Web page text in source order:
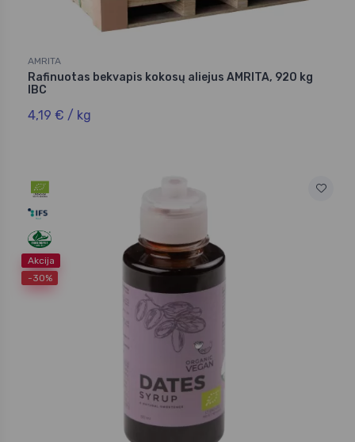
AMRITA
Rafinuotas bekvapis kokosų aliejus AMRITA, 920 kg
IBC
4,19 € / kg
Akcija
-30%